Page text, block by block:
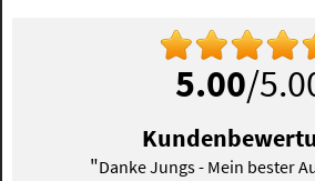
5.00/
"Danke Jungs - Mein bester